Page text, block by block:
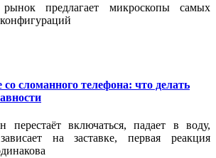
предлагает микроскопы самых
сломанного телефона: что делать
перестаёт включаться, падает в воду,
на заставке, первая реакция